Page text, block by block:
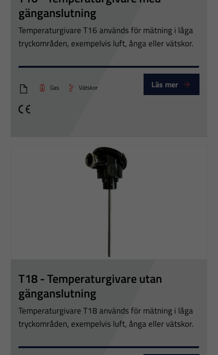
gänganslutning
Temperaturgivare T16 används för mätning i låga
tryckområden, exempelvis luft, ånga eller vätskor.
PTT T16xx
Gas Vätskor Läs mer
CE
T18 - Temperaturgivare utan
gänganslutning
Temperaturgivare T18 används för mätning i låga
tryckområden, exempelvis luft, ånga eller vätskor.
över huvud
taget ska
Statistik
funktionalitet
och
Upplevelse
För att vår
prestera så
bra som
ditt besök.